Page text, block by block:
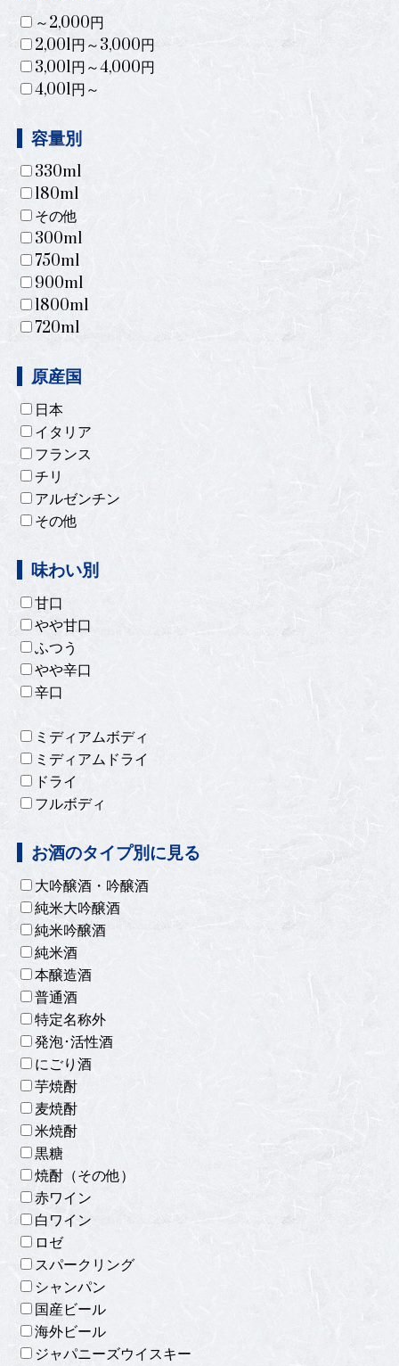
～2,000円
2,001円～3,000円
3,001円～4,000円
4,001円～
容量別
330ml
180ml
その他
300ml
750ml
900ml
1800ml
720ml
原産国
日本
イタリア
フランス
チリ
アルゼンチン
その他
味わい別
甘口
やや甘口
ふつう
やや辛口
辛口
ミディアムボディ
ミディアムドライ
ドライ
フルボディ
お酒のタイプ別に見る
大吟醸酒・吟醸酒
純米大吟醸酒
純米吟醸酒
純米酒
本醸造酒
普通酒
特定名称外
発泡･活性酒
にごり酒
芋焼酎
麦焼酎
米焼酎
黒糖
焼酎（その他）
赤ワイン
白ワイン
ロゼ
スパークリング
シャンパン
国産ビール
海外ビール
ジャパニーズウイスキー